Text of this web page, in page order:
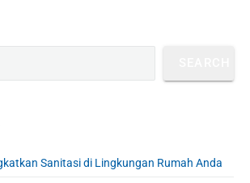
Sanitasi di Lingkungan Rumah Anda